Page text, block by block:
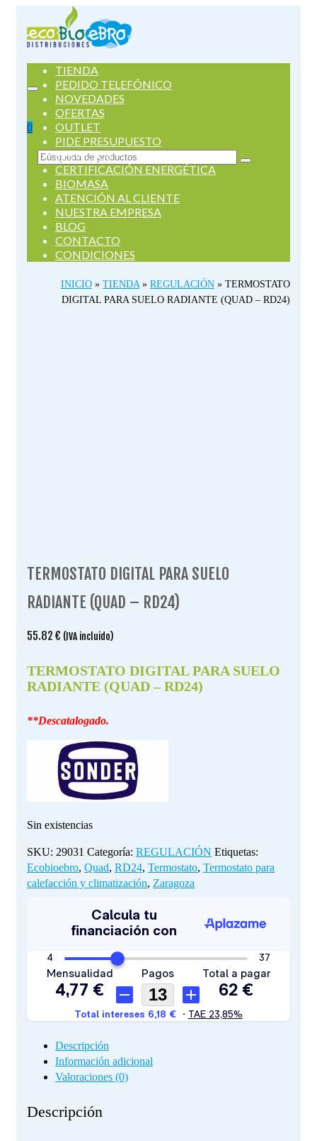
0
Buscar
por:
TIENDA
PEDIDO TELEFÓNICO
NOVEDADES
OFERTAS
OUTLET
PIDE PRESUPUESTO
SERVICIOS
CERTIFICACIÓN ENERGÉTICA
BIOMASA
ATENCIÓN AL CLIENTE
NUESTRA EMPRESA
BLOG
CONTACTO
CONDICIONES
INICIO » TIENDA » REGULACIÓN » TERMOSTATO
DIGITAL PARA SUELO RADIANTE (QUAD – RD24)
TERMOSTATO DIGITAL PARA SUELO
RADIANTE (QUAD – RD24)
55.82 € (IVA incluido)
TERMOSTATO DIGITAL PARA SUELO
RADIANTE (QUAD – RD24)
**Descatalogado.
Sin existencias
SKU: 29031 Categoría: REGULACIÓN Etiquetas:
Ecobioebro, Quad, RD24, Termostato, Termostato para
calefacción y climatización, Zaragoza
Descripción
Información adicional
Valoraciones (0)
Descripción